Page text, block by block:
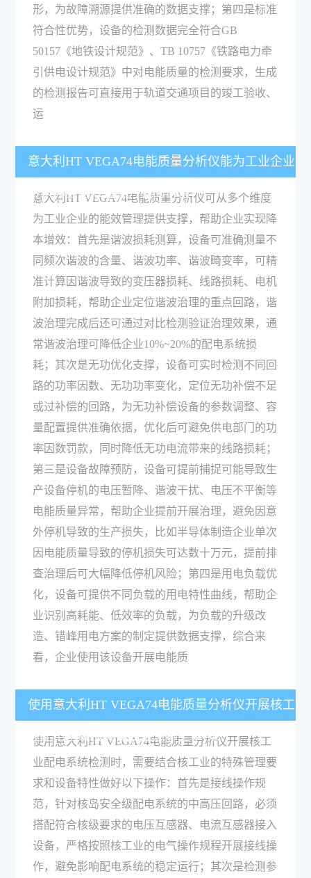
形，为故障溯源提供准确的数据支撑；第四是标准
符合性优势，设备的检测数据完全符合GB
50157《地铁设计规范》、TB 10757《铁路电力牵
引供电设计规范》中对电能质量的检测要求，生成
的检测报告可直接用于轨道交通项目的竣工验收、
运
意大利HT VEGA74电能质量分析仪能为工业企业
带来哪些能效管理方面的价值？
意大利HT VEGA74电能质量分析仪可从多个维度
为工业企业的能效管理提供支撑，帮助企业实现降
本增效：首先是谐波损耗测算，设备可准确测量不
同频次谐波的含量、谐波功率、谐波畸变率，可精
准计算因谐波导致的变压器损耗、线路损耗、电机
附加损耗，帮助企业定位谐波治理的重点回路，谐
波治理完成后还可通过对比检测验证治理效果，通
常谐波治理可降低企业10%~20%的配电系统损
耗；其次是无功优化支撑，设备可实时检测不同回
路的功率因数、无功功率变化，定位无功补偿不足
或过补偿的回路，为无功补偿设备的参数调整、容
量配置提供准确依据，优化后可避免供电部门的功
率因数罚款，同时降低无功电流带来的线路损耗；
第三是设备故障预防，设备可提前捕捉可能导致生
产设备停机的电压暂降、谐波干扰、电压不平衡等
电能质量异常，帮助企业提前开展治理，避免因意
外停机导致的生产损失，比如半导体制造企业单次
因电能质量导致的停机损失可达数十万元，提前排
查治理后可大幅降低停机风险；第四是用电负载优
化，设备可提供不同负载的用电特性曲线，帮助企
业识别高耗能、低效率的负载，为负载的升级改
造、错峰用电方案的制定提供数据支撑，综合来
看，企业使用该设备开展电能质
使用意大利HT VEGA74电能质量分析仪开展核工
业配电系统检测需要注意哪些事项？
使用意大利HT VEGA74电能质量分析仪开展核工
业配电系统检测时，需要结合核工业的特殊管理要
求和设备特性做好以下操作：首先是接线操作规
范，针对核岛安全级配电系统的中高压回路，必须
搭配符合核级要求的电压互感器、电流互感器接入
设备，严格按照核工业的电气操作规程开展接线操
作，避免影响配电系统的稳定运行；其次是检测参